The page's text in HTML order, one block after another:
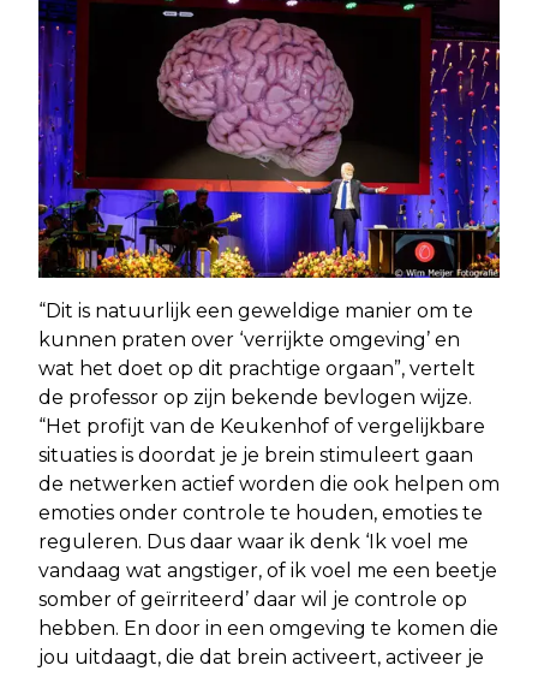
“Dit is natuurlijk een geweldige manier om te
kunnen praten over ‘verrijkte omgeving’ en
wat het doet op dit prachtige orgaan”, vertelt
de professor op zijn bekende bevlogen wijze.
“Het profijt van de Keukenhof of vergelijkbare
situaties is doordat je je brein stimuleert gaan
de netwerken actief worden die ook helpen om
emoties onder controle te houden, emoties te
reguleren. Dus daar waar ik denk ‘Ik voel me
vandaag wat angstiger, of ik voel me een beetje
somber of geïrriteerd’ daar wil je controle op
hebben. En door in een omgeving te komen die
jou uitdaagt, die dat brein activeert, activeer je